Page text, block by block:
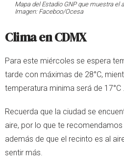
Mapa del Estadio GNP que muestra el
Imagen: Faceboo/Ocesa
Clima en CDMX
Para este miércoles se espera
tarde con máximas de 28°C,
temperatura minima será de 17°C .
Recuerda que la ciudad se
aire, por lo que te
además de que el recinto es al
sentir más.